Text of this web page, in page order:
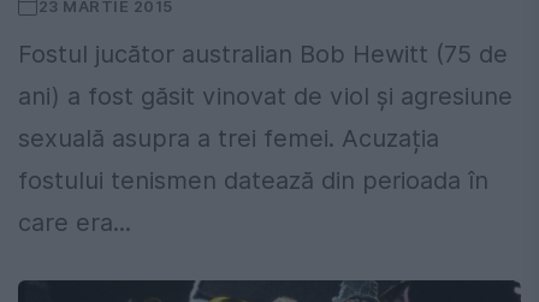
23 MARTIE 2015
Fostul jucător australian Bob Hewitt (75 de
ani) a fost găsit vinovat de viol și agresiune
sexuală asupra a trei femei. Acuzația
fostului tenismen datează din perioada în
care era...